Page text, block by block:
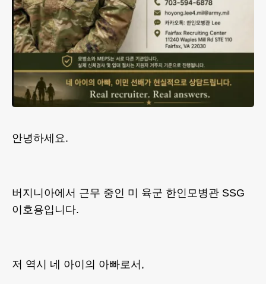
안녕하세요.
버지니아에서 근무 중인 미 육군 한인모병관 SSG
이호용입니다.
저 역시 네 아이의 아빠로서,